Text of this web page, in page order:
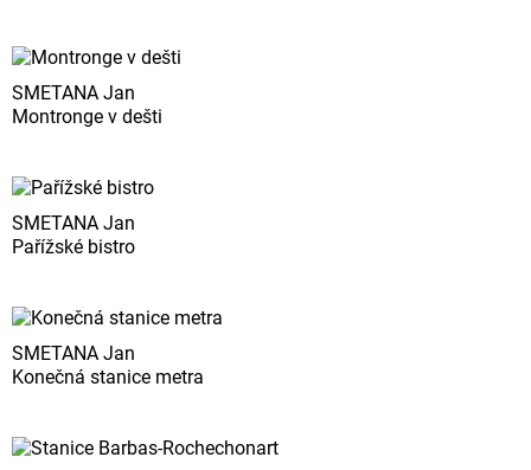
SMETANA Jan
Montronge v dešti
SMETANA Jan
Pařížské bistro
SMETANA Jan
Konečná stanice metra